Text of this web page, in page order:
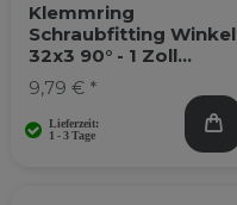
Klemmring
Schraubfitting Winkel
32x3 90° - 1 Zoll
Innengewinde
9,79 € *